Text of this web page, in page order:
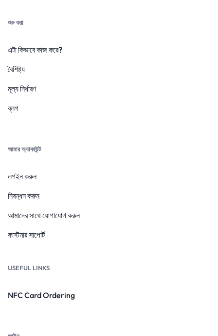
শুরু করা
এটা কিভাবে কাজ করে?
বৈশিষ্ট্য
মূল্য নির্ধারণ
ব্লগ
আমার অ্যাকাউন্ট
লগইন করুন
নিবন্ধন করুন
আমাদের সাথে যোগাযোগ করুন
কাস্টমার সাপোর্ট
USEFUL LINKS
NFC Card Ordering